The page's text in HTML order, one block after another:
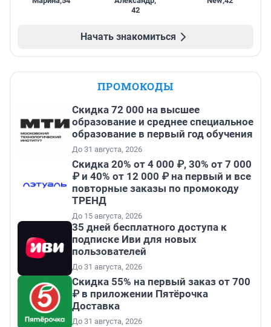
42
Начать знакомиться
ПРОМОКОДЫ
Скидка 72 000 на высшее
образование и среднее специальное
образование в первый год обучения
До 31 августа, 2026
Скидка 20% от 4 000 ₽, 30% от 7 000
₽ и 40% от 12 000 ₽ на первый и все
повторные заказы по промокоду
ТРЕНД
До 15 августа, 2026
35 дней бесплатного доступа к
подписке Иви для новых
пользователей
До 31 августа, 2026
Скидка 55% на первый заказ от 700
₽ в приложении Пятёрочка
Доставка
До 31 августа, 2026